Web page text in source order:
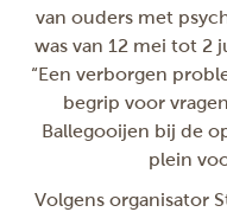
van ouders met
was van 12 mei tot 2
“Een verborgen
begrip voor
Ballegooijen bij de
plein
Volgens organisator